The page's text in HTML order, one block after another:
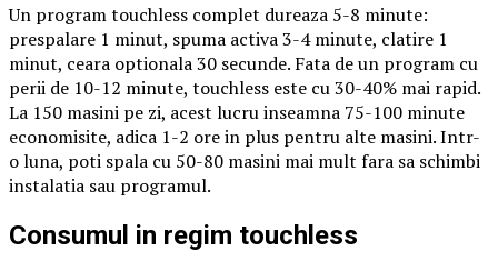
Un program touchless complet dureaza 5-8 minute:
prespalare 1 minut, spuma activa 3-4 minute, clatire 1
minut, ceara optionala 30 secunde. Fata de un program cu
perii de 10-12 minute, touchless este cu 30-40% mai rapid.
La 150 masini pe zi, acest lucru inseamna 75-100 minute
economisite, adica 1-2 ore in plus pentru alte masini. Intr-
o luna, poti spala cu 50-80 masini mai mult fara sa schimbi
instalatia sau programul.
Consumul in regim touchless